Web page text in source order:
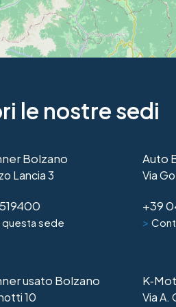
le nostre sedi
Bolzano
Lancia 3
sede
Auto
Via
+39
>
usato Bolzano
10 Via A.